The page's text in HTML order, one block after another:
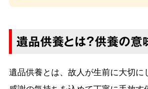
遺品供養とは？供養の意
遺品供養とは、故人が生前に大切に